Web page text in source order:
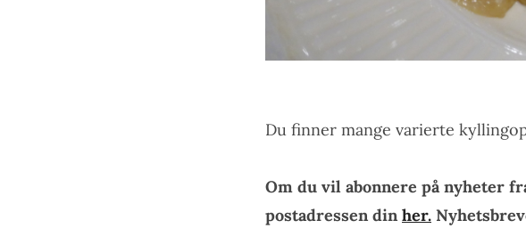
Du finner mange varierte
Om du vil abonnere på nyheter
postadressen din her.